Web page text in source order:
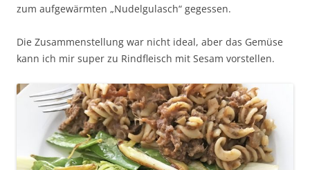
zum aufgewärmten „Nudelgulasch“ gegessen.
Die Zusammenstellung war nicht ideal, aber das Gemüse
kann ich mir super zu Rindfleisch mit Sesam vorstellen.